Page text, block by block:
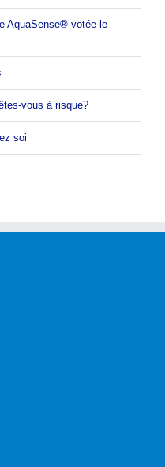
AquaSense® votée le
vous à risque?
soi